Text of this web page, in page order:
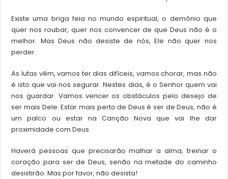
Existe uma briga feia no mundo espiritual, o demônio que
quer nos roubar, quer nos convencer de que Deus não é o
melhor. Mas Deus não desiste de nós, Ele não quer nos
perder.
As lutas vêm, vamos ter dias difíceis, vamos chorar, mas não
é isto que vai nos segurar. Nestes dias, é o Senhor quem vai
nos guardar. Vamos vencer os obstáculos pelo desejo de
ser mais Dele. Estar mais perto de Deus é ser de Deus, não é
um palco ou estar na Canção Nova que vai lhe dar
proximidade com Deus.
Haverá pessoas que precisarão malhar a alma, treinar o
coração para ser de Deus, senão na metade do caminho
desistirão. Mas por favor, não desista!